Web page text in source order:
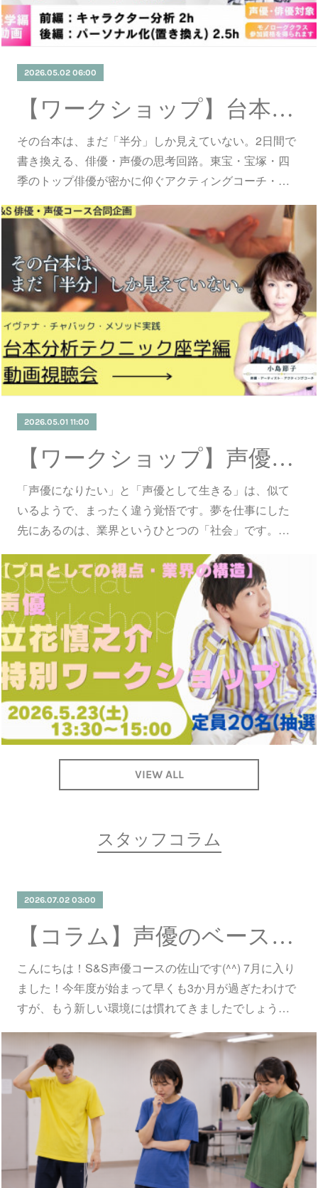
2026.05.02 06:00
【ワークショップ】台本分析テクニック座学編 録画視聴会 6月開催！
その台本は、まだ「半分」しか見えていない。2日間で
書き換える、俳優・声優の思考回路。東宝・宝塚・四
季のトップ俳優が密かに仰ぐアクティングコーチ・…
2026.05.01 11:00
【ワークショップ】声優・立花慎之介氏による特別ワークショップ開催！
「声優になりたい」と「声優として生きる」は、似て
いるようで、まったく違う覚悟です。夢を仕事にした
先にあるのは、業界というひとつの「社会」です。…
VIEW ALL
スタッフコラム
2026.07.02 03:00
【コラム】声優のベース、役者のベース。
こんにちは！S&S声優コースの佐山です(^^) 7月に入り
ました！今年度が始まって早くも3か月が過ぎたわけで
すが、もう新しい環境には慣れてきましたでしょう…